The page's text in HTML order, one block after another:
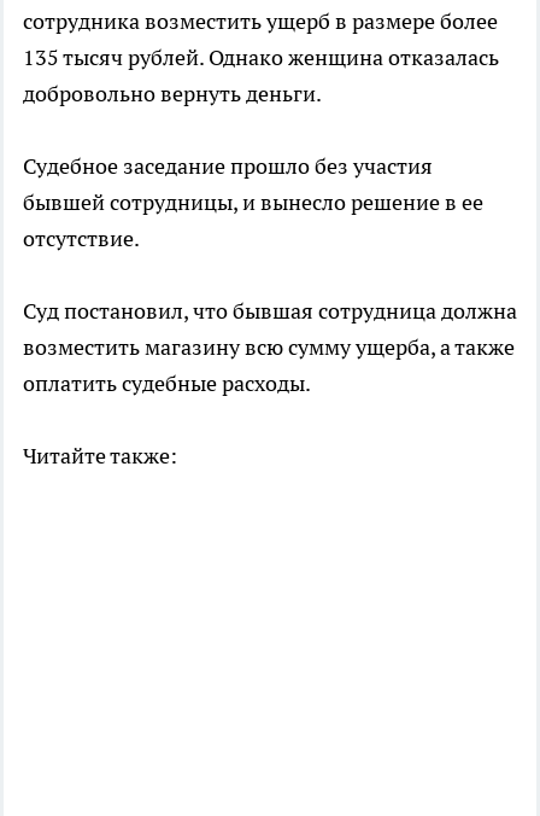
сотрудника возместить ущерб в размере более
135 тысяч рублей. Однако женщина отказалась
добровольно вернуть деньги.
Судебное заседание прошло без участия
бывшей сотрудницы, и вынесло решение в ее
отсутствие.
Суд постановил, что бывшая сотрудница должна
возместить магазину всю сумму ущерба, а также
оплатить судебные расходы.
Читайте также: